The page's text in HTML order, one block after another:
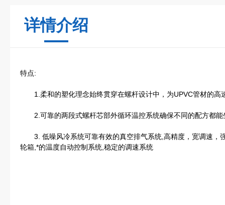
详情介绍
特点:
1.柔和的塑化理念始终贯穿在螺杆设计中，为UPVC管材的高
2.可靠的两段式螺杆芯部外循环温控系统确保不同的配方都能
3. 低噪风冷系统可靠有效的真空排气系统,高精度，宽调速，
轮箱,*的温度自动控制系统,稳定的调速系统